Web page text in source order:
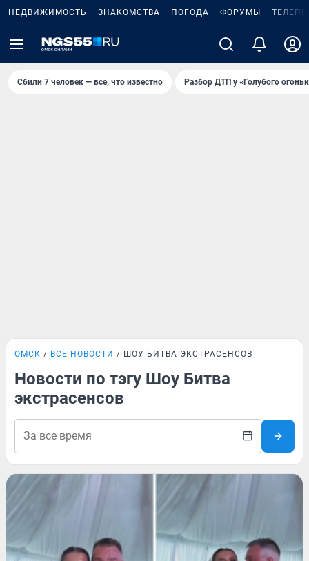
НЕДВИЖИМОСТЬ ЗНАКОМСТВА ПОГОДА ФОРУМЫ
Сбили 7 человек — все, что известно Разбор ДТП у «Голубого
ОМСК ВСЕ НОВОСТИ ШОУ БИТВА ЭКСТРАСЕНСОВ
Новости по тэгу Шоу Битва
экстрасенсов